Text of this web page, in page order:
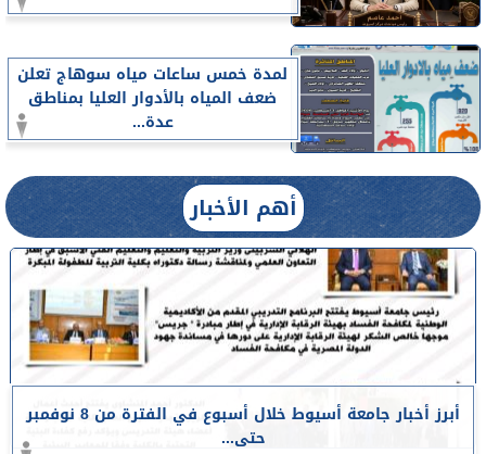
لمدة خمس ساعات مياه سوهاج تعلن
ضعف المياه بالأدوار العليا بمناطق
عدة...
أهم الأخبار
أبرز أخبار جامعة أسيوط خلال أسبوع في الفترة من 8 نوفمبر
حتى...